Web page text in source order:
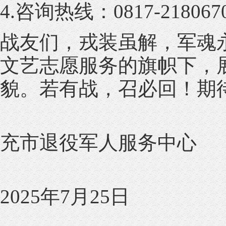
4.咨询热线：0817-
战友们，戎装虽解，军魂
文艺志愿服务的旗帜下，
貌。若有战，召必回！期
充市退役军人服务中心
2025年7月25日